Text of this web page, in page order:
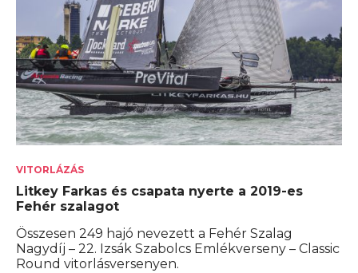
VITORLÁZÁS
Litkey Farkas és csapata nyerte a 2019-es
Fehér szalagot
Összesen 249 hajó nevezett a Fehér Szalag
Nagydíj – 22. Izsák Szabolcs Emlékverseny – Classic
Round vitorlásversenyen.